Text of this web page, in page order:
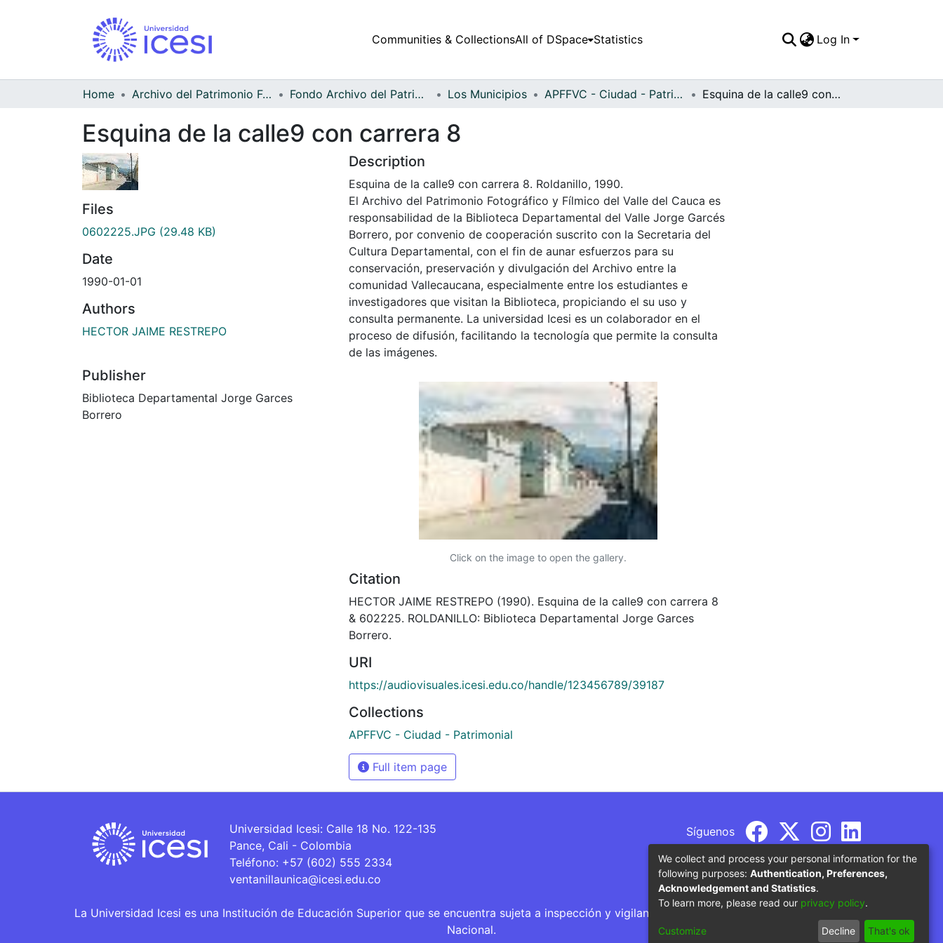
Communities & CollectionsAll of DSpace Statistics Log In
Home Archivo del Patrimonio Fotográfico y Fílmico del Valle del Cauca Fondo Archivo del Patrimonio Fotográfico y Fílmico del Valle del Cauca Los Municipios APFFVC - Ciudad - Patrimonial Esquina de la calle9 con carrera 8
Esquina de la calle9 con carrera 8
Files
0602225.JPG (29.48 KB)
Date
1990-01-01
Authors
HECTOR JAIME RESTREPO
Publisher
Biblioteca Departamental Jorge Garces
Borrero
Description
Esquina de la calle9 con carrera 8. Roldanillo, 1990.
El Archivo del Patrimonio Fotográfico y Fílmico del Valle del Cauca es
responsabilidad de la Biblioteca Departamental del Valle Jorge Garcés
Borrero, por convenio de cooperación suscrito con la Secretaria del
Cultura Departamental, con el fin de aunar esfuerzos para su
conservación, preservación y divulgación del Archivo entre la
comunidad Vallecaucana, especialmente entre los estudiantes e
investigadores que visitan la Biblioteca, propiciando el su uso y
consulta permanente. La universidad Icesi es un colaborador en el
proceso de difusión, facilitando la tecnología que permite la consulta
de las imágenes.
Click on the image to open the gallery.
Citation
HECTOR JAIME RESTREPO (1990). Esquina de la calle9 con carrera 8
& 602225. ROLDANILLO: Biblioteca Departamental Jorge Garces
Borrero.
URI
https://audiovisuales.icesi.edu.co/handle/123456789/39187
Collections
APFFVC - Ciudad - Patrimonial
Full item page
Universidad Icesi: Calle 18 No. 122-135
Pance, Cali - Colombia
Teléfono: +57 (602) 555 2334
ventanillaunica@icesi.edu.co
Síguenos
La Universidad Icesi es una Institución de Educación Superior que se encuentra sujeta a inspección y vigilancia por parte del Ministerio de Educación
Nacional.
We collect and process your personal information for the
following purposes: Authentication, Preferences,
Acknowledgement and Statistics.
To learn more, please read our privacy policy.
Customize Decline That's ok